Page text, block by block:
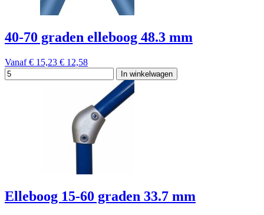
40-70 graden elleboog 48.3 mm
Vanaf € 15,23 € 12,58
In winkelwagen
Elleboog 15-60 graden 33.7 mm